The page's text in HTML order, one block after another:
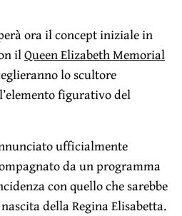
ora il concept iniziale in
ilQueen Elizabeth Memorial
lo scultore
figurativo del
ufficialmente
da un programma
con quello che sarebbe
della Regina Elisabetta.